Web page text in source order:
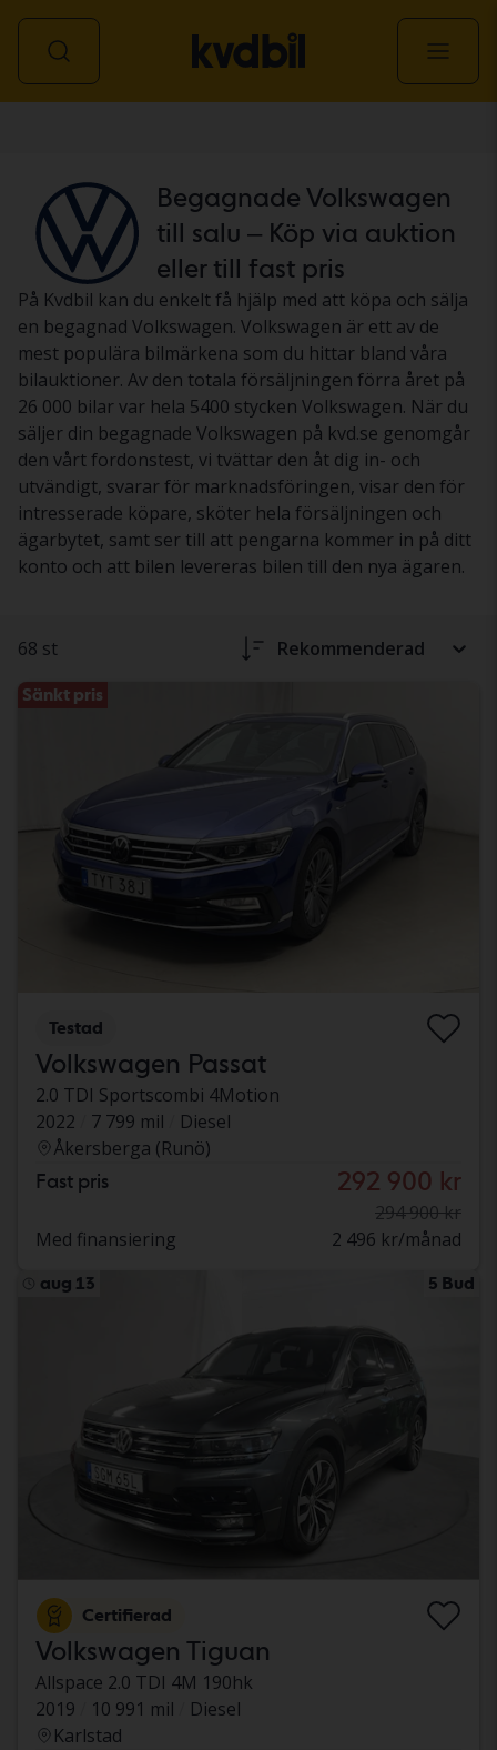
Begagnade Volkswagen
till salu – Köp via auktion
eller till fast pris
På Kvdbil kan du enkelt få hjälp med att köpa och sälja
en begagnad Volkswagen. Volkswagen är ett av de
mest populära bilmärkena som du hittar bland våra
bilauktioner. Av den totala försäljningen förra året på
26 000 bilar var hela 5400 stycken Volkswagen. När du
säljer din begagnade Volkswagen på kvd.se genomgår
den vårt fordonstest, vi tvättar den åt dig in- och
utvändigt, svarar för marknadsföringen, visar den för
intresserade köpare, sköter hela försäljningen och
ägarbytet, samt ser till att pengarna kommer in på ditt
konto och att bilen levereras bilen till den nya ägaren.
68 st Rekommenderad
Sänkt pris
Testad
Volkswagen Passat
2.0 TDI Sportscombi 4Motion
2022
7 799 mil
Diesel
Åkersberga (Runö)
Fast pris 292 900 kr
294 900 kr
Med finansiering
2 496 kr/månad
aug 13 5 Bud
Certifierad
Volkswagen Tiguan
Allspace 2.0 TDI 4M 190hk
2019
10 991 mil
Diesel
Karlstad